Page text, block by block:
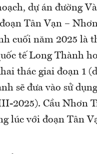
dự án đường
Tân Vạn –
cuối năm 2025 là
tế Long Thành
thác giai đoạn 1
sẽ đưa vào sử
2025). Cầu Nhơn
lúc với đoạn Tân